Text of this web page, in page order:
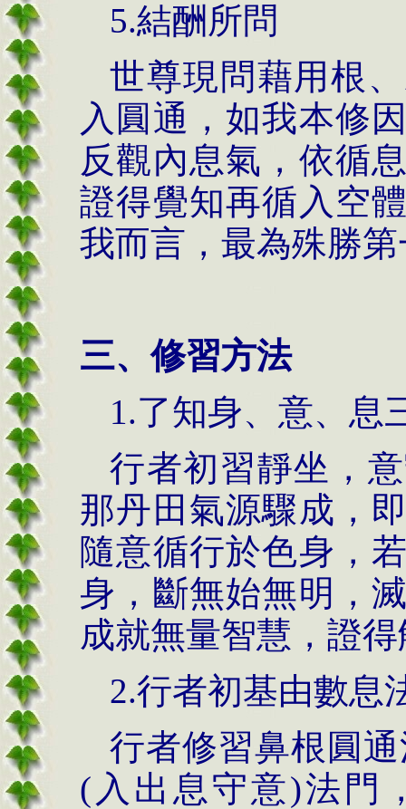
5.結酬所問
世尊現問藉用根
入圓通，如我本修
反觀內息氣，依循
證得覺知再循入空
我而言，最為殊勝
三、修習方法
1.了知身、意、息
行者初習靜坐，
那丹田氣源驟成，
隨意循行於色身，
身，斷無始無明，
成就無量智慧，證
2.行者初基由數息
行者修習鼻根圓
(入出息守意)法門